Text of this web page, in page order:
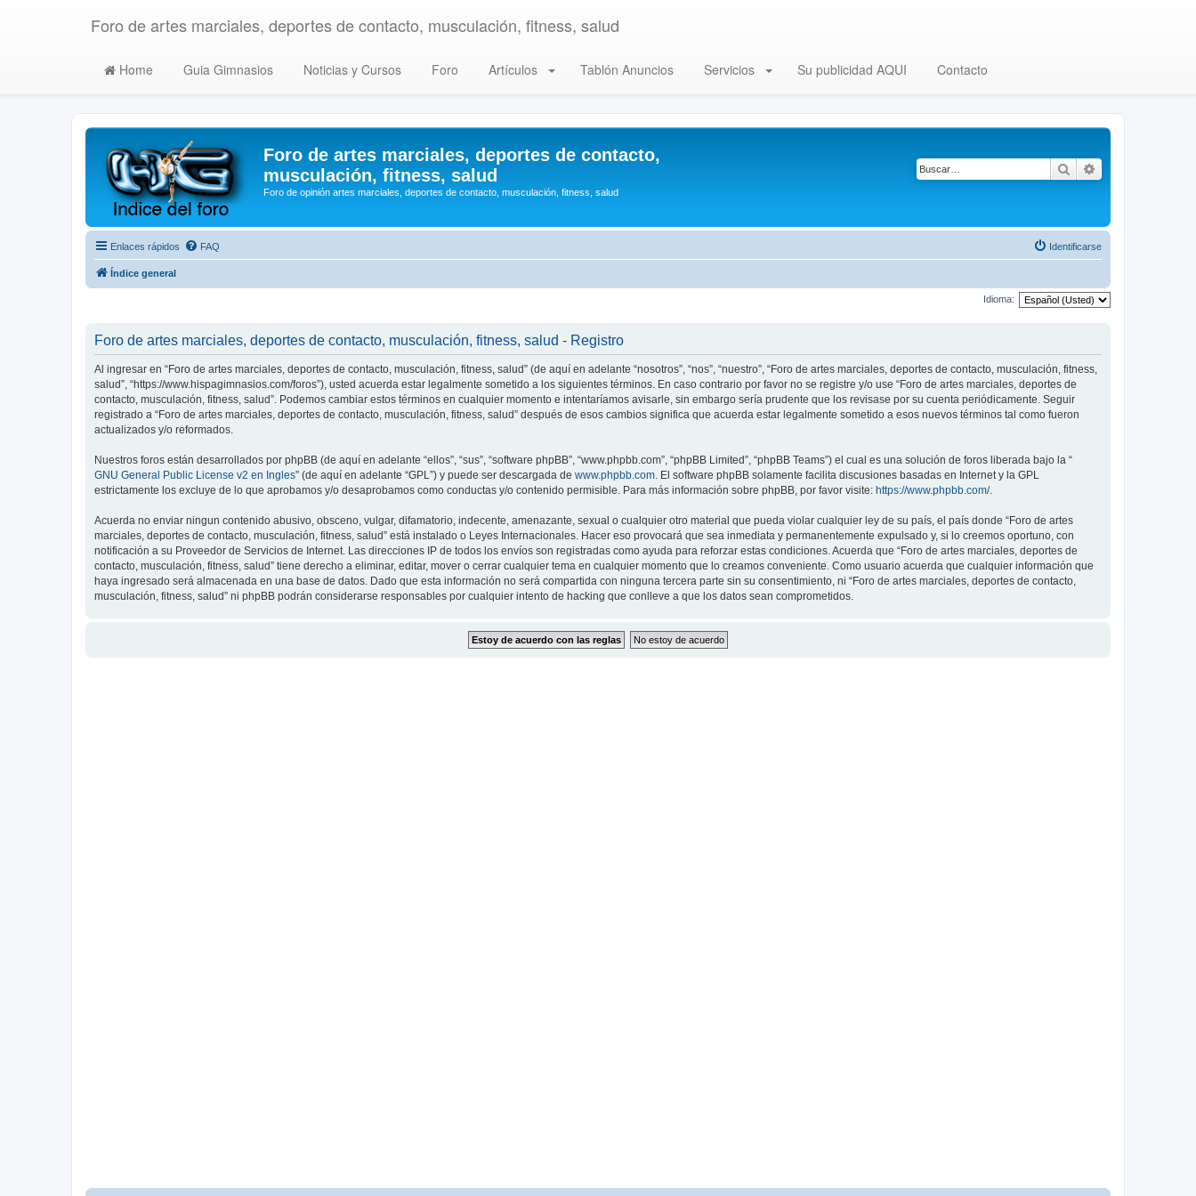
Foro de artes marciales, deportes de contacto, musculación, fitness, salud
Home Guia Gimnasios Noticias y Cursos Foro Artículos Tablón Anuncios Servicios Su publicidad AQUI Contacto
Foro de artes marciales, deportes de contacto,
musculación, fitness, salud
Foro de opinión artes marciales, deportes de contacto, musculación, fitness, salud
Buscar
Enlaces rápidos FAQ Identificarse
Índice general
Idioma:
Foro de artes marciales, deportes de contacto, musculación, fitness, salud - Registro
Al ingresar en “Foro de artes marciales, deportes de contacto, musculación, fitness, salud” (de aquí en adelante “nosotros”, “nos”, “nuestro”, “Foro de artes marciales, deportes de contacto, musculación, fitness,
salud”, “https://www.hispagimnasios.com/foros”), usted acuerda estar legalmente sometido a los siguientes términos. En caso contrario por favor no se registre y/o use “Foro de artes marciales, deportes de
contacto, musculación, fitness, salud”. Podemos cambiar estos términos en cualquier momento e intentaríamos avisarle, sin embargo sería prudente que los revisase por su cuenta periódicamente. Seguir
registrado a “Foro de artes marciales, deportes de contacto, musculación, fitness, salud” después de esos cambios significa que acuerda estar legalmente sometido a esos nuevos términos tal como fueron
actualizados y/o reformados.
Nuestros foros están desarrollados por phpBB (de aquí en adelante “ellos”, “sus”, “software phpBB”, “www.phpbb.com”, “phpBB Limited”, “phpBB Teams”) el cual es una solución de foros liberada bajo la “
GNU General Public License v2 en Ingles” (de aquí en adelante “GPL”) y puede ser descargada de www.phpbb.com . El software phpBB solamente facilita discusiones basadas en Internet y la GPL
estrictamente los excluye de lo que aprobamos y/o desaprobamos como conductas y/o contenido permisible. Para más información sobre phpBB, por favor visite: https://www.phpbb.com/.
Acuerda no enviar ningun contenido abusivo, obsceno, vulgar, difamatorio, indecente, amenazante, sexual o cualquier otro material que pueda violar cualquier ley de su país, el país donde “Foro de artes
marciales, deportes de contacto, musculación, fitness, salud” está instalado o Leyes Internacionales. Hacer eso provocará que sea inmediata y permanentemente expulsado y, si lo creemos oportuno, con
notificación a su Proveedor de Servicios de Internet. Las direcciones IP de todos los envíos son registradas como ayuda para reforzar estas condiciones. Acuerda que “Foro de artes marciales, deportes de
contacto, musculación, fitness, salud” tiene derecho a eliminar, editar, mover o cerrar cualquier tema en cualquier momento que lo creamos conveniente. Como usuario acuerda que cualquier información que
haya ingresado será almacenada en una base de datos. Dado que esta información no será compartida con ninguna tercera parte sin su consentimiento, ni “Foro de artes marciales, deportes de contacto,
musculación, fitness, salud” ni phpBB podrán considerarse responsables por cualquier intento de hacking que conlleve a que los datos sean comprometidos.